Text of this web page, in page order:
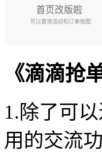
《滴滴抢
1.除了可
用的交流功